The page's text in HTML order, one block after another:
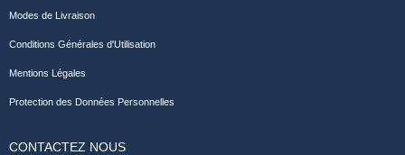
Modes de Livraison
Conditions Générales d'Utilisation
Mentions Légales
Protection des Données Personnelles
CONTACTEZ NOUS